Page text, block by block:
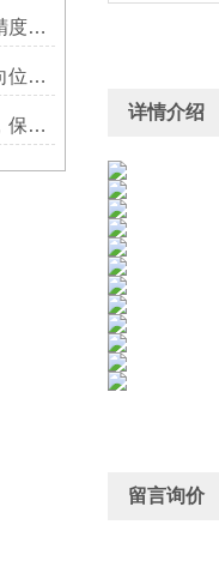
诺德减速机使用前的安装与精度调整应该怎么做？
杰牌减速机为什么会出现轴向位移呢?
进口减速机维修：精密维护，保障高效运转
详情介绍
留言询价